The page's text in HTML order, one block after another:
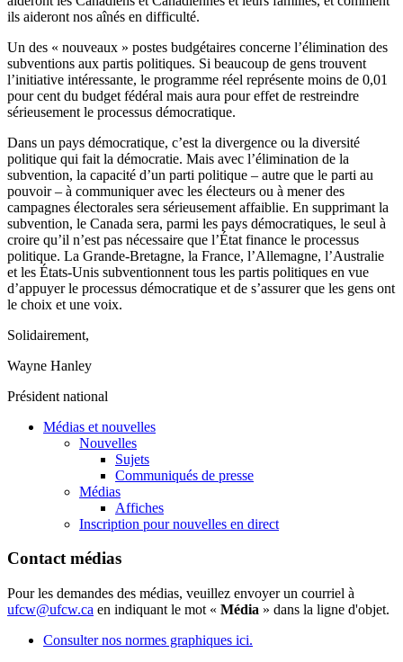
ils aideront nos aînés en difficulté.
Un des « nouveaux » postes budgétaires concerne l’élimination des
subventions aux partis politiques. Si beaucoup de gens trouvent
l’initiative intéressante, le programme réel représente moins de 0,01
pour cent du budget fédéral mais aura pour effet de restreindre
sérieusement le processus démocratique.
Dans un pays démocratique, c’est la divergence ou la diversité
politique qui fait la démocratie. Mais avec l’élimination de la
subvention, la capacité d’un parti politique – autre que le parti au
pouvoir – à communiquer avec les électeurs ou à mener des
campagnes électorales sera sérieusement affaiblie. En supprimant la
subvention, le Canada sera, parmi les pays démocratiques, le seul à
croire qu’il n’est pas nécessaire que l’État finance le processus
politique. La Grande-Bretagne, la France, l’Allemagne, l’Australie
et les États-Unis subventionnent tous les partis politiques en vue
d’appuyer le processus démocratique et de s’assurer que les gens ont
le choix et une voix.
Solidairement,
Wayne Hanley
Président national
Médias et nouvelles
Nouvelles
Sujets
Communiqués de presse
Médias
Affiches
Inscription pour nouvelles en direct
Contact médias
Pour les demandes des médias, veuillez envoyer un courriel à
ufcw@ufcw.ca en indiquant le mot « Média » dans la ligne d'objet.
Consulter nos normes graphiques ici.